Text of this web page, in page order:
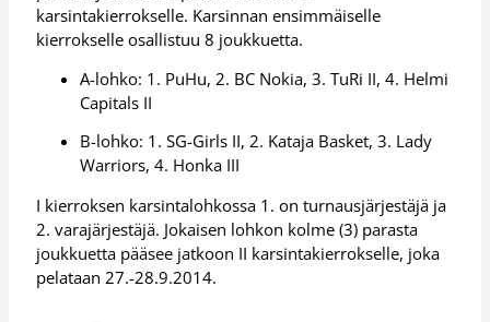
karsintakierrokselle. Karsinnan ensimmäiselle
kierrokselle osallistuu 8 joukkuetta.
A-lohko: 1. PuHu, 2. BC Nokia, 3. TuRi II, 4. Helmi
Capitals II
B-lohko: 1. SG-Girls II, 2. Kataja Basket, 3. Lady
Warriors, 4. Honka III
I kierroksen karsintalohkossa 1. on turnausjärjestäjä ja
2. varajärjestäjä. Jokaisen lohkon kolme (3) parasta
joukkuetta pääsee jatkoon II karsintakierrokselle, joka
pelataan 27.-28.9.2014.